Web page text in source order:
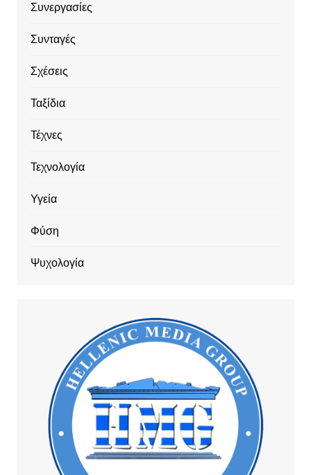
Συνεργασίες
Συνταγές
Σχέσεις
Ταξίδια
Τέχνες
Τεχνολογία
Υγεία
Φύση
Ψυχολογία